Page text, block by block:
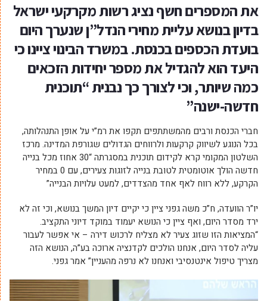
את המספרים חשף נציג רשות מקרקעי ישראל
בדיון בנושא עליית מחירי הנדל”ן שנערך היום
בועדת הכספים בכנסת. במשרד הבינוי ציינו כי
היעד הוא להגדיל את מספר יחידות הזכאים
כמה שיותר, וכי לצורך כך נבנית “תוכנית
חדשה-ישנה”
חברי הכנסת ורבים מהמשתתפים תקפו את רמ”י על אופן התנהלותה,
בכל הנוגע לשיווק קרקעות ולרווחים הגדולים שגורפת המדינה. מרכז
השלטון המקומי קרא לקידום תוכנית במסגרתה “30 אחוז מכל בנייה
חדשה הולך אוטומטית לטובת בנייה לזוגות צעירים, עם 0 במחיר
הקרקע, ללא רווח לאף אחד מהצדדים, למעט עלויות הבנייה”
יו”ר הוועדה, ח”כ משה גפני ציין כי יקיים דיון המשך בנושא, וכי זה לא
ירד מסדר היום, ואף ציין כי הנושא יעמוד במוקד דיוני התקציב.
“המציאות הזו שזוג צעיר לא מצליח לרכוש דירה – אי אפשר לעבור
עליה לסדר היום, אנחנו הולכים לקדנציה ארוכה בע”ה, הנושא הזה
מצריך טיפול אינטנסיבי ואנחנו לא נרפה מהעניין” אמר גפני.